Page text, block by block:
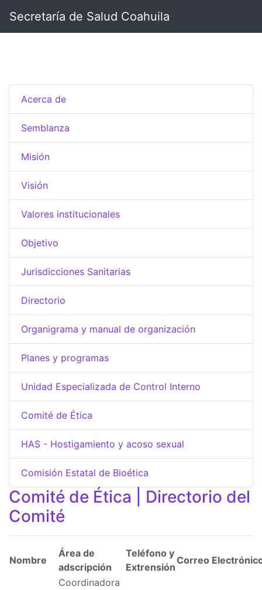
Secretaría de Salud Coahuila
Acerca de
Semblanza
Misión
Visión
Valores institucionales
Objetivo
Jurisdicciones Sanitarias
Directorio
Organigrama y manual de organización
Planes y programas
Unidad Especializada de Control Interno
Comité de Ética
HAS - Hostigamiento y acoso sexual
Comisión Estatal de Bioética
Comité de Ética | Directorio del
Comité
Nombre
Área de
adscripción
Teléfono y
Extrensión
Correo
Coordinadora